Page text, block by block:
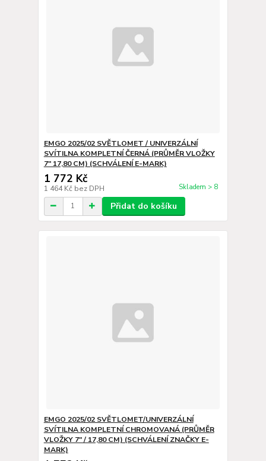
EMGO 2025/02 SVĚTLOMET / UNIVERZÁLNÍ
SVÍTILNA KOMPLETNÍ ČERNÁ (PRŮMĚR VLOŽKY
7" 17,80 CM) (SCHVÁLENÍ E-MARK)
1 772 Kč
1 464 Kč bez DPH Skladem > 8
Přidat do košíku
EMGO 2025/02 SVĚTLOMET/UNIVERZÁLNÍ
SVÍTILNA KOMPLETNÍ CHROMOVANÁ (PRŮMĚR
VLOŽKY 7" / 17,80 CM) (SCHVÁLENÍ ZNAČKY E-
MARK)